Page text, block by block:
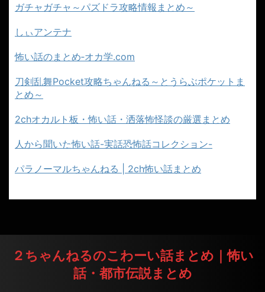
ガチャガチャ～パズドラ攻略情報まとめ～
しぃアンテナ
怖い話のまとめ‐オカ学.com
刀剣乱舞Pocket攻略ちゃんねる～とうらぶポケットま
とめ～
2chオカルト板・怖い話・洒落怖怪談の厳選まとめ
人から聞いた怖い話-実話恐怖話コレクション-
パラノーマルちゃんねる | 2ch怖い話まとめ
２ちゃんねるのこわーい話まとめ｜怖い
話・都市伝説まとめ